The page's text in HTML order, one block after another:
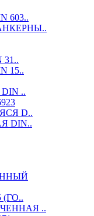
603..
15..
..
D..
DIN..
..